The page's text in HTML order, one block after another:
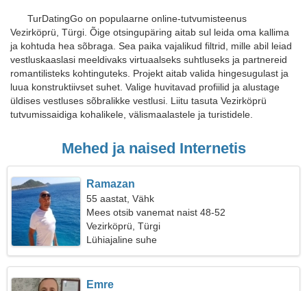
TurDatingGo on populaarne online-tutvumisteenus
Vezirköprü, Türgi. Õige otsingupäring aitab sul leida oma kallima
ja kohtuda hea sõbraga. Sea paika vajalikud filtrid, mille abil leiad
vestluskaaslasi meeldivaks virtuaalseks suhtluseks ja partnereid
romantilisteks kohtinguteks. Projekt aitab valida hingesugulast ja
luua konstruktiivset suhet. Valige huvitavad profiilid ja alustage
üldises vestluses sõbralikke vestlusi. Liitu tasuta Vezirköprü
tutvumissaidiga kohalikele, välismaalastele ja turistidele.
Mehed ja naised Internetis
Ramazan
55 aastat, Vähk
Mees otsib vanemat naist 48-52
Vezirköprü, Türgi
Lühiajaline suhe
Emre